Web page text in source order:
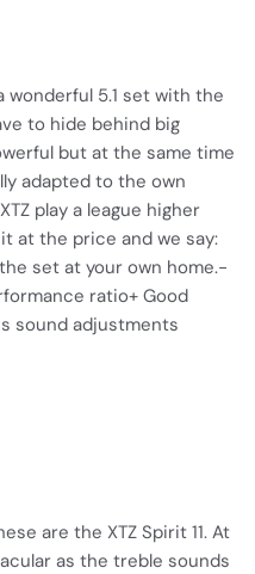
wonderful 5.1 set with the
to hide behind big
but at the same time
adapted to the own
play a league higher
at the price and we say:
set at your own home.-
ratio+ Good
sound adjustments
are the XTZ Spirit 11. At
as the treble sounds